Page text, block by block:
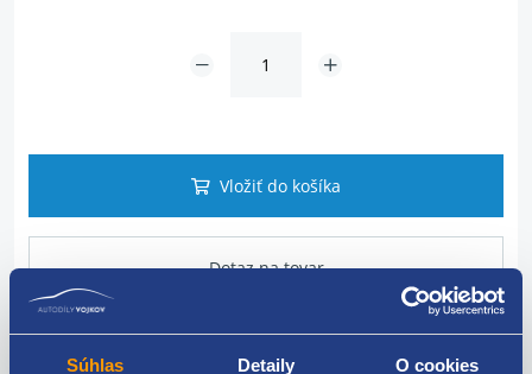
Súhlas Detaily O cookies
Vložiť do košíka
Dotaz na tovar
Popis produktu